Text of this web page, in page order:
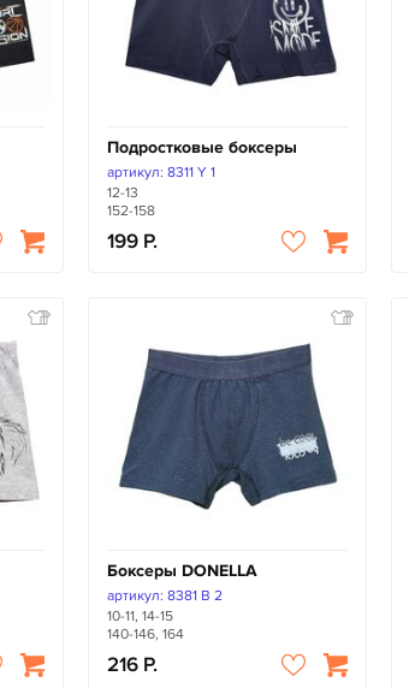
Подростковые боксеры
артикул: 8311 Y 1
12-13
152-158
199
Боксеры DONELLA
артикул: 8381 B 2
10-11, 14-15
140-146, 164
216